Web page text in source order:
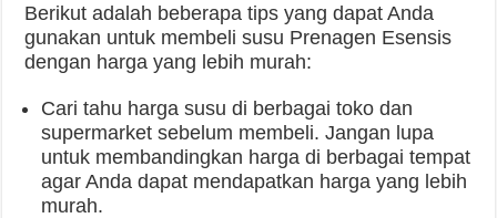
Berikut adalah beberapa tips yang dapat Anda
gunakan untuk membeli susu Prenagen Esensis
dengan harga yang lebih murah:
Cari tahu harga susu di berbagai toko dan
supermarket sebelum membeli. Jangan lupa
untuk membandingkan harga di berbagai tempat
agar Anda dapat mendapatkan harga yang lebih
murah.